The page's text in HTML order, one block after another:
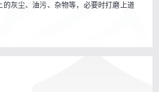
灰尘、油污、杂物等，必要时打磨上道